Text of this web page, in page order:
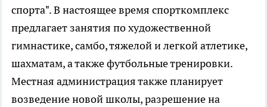
спорта". В настоящее время спорткомплекс
предлагает занятия по художественной
гимнастике, самбо, тяжелой и легкой атлетике,
шахматам, а также футбольные тренировки.
Местная администрация также планирует
возведение новой школы, разрешение на